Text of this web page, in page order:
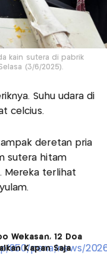
kain sutera di pabrik
(3/6/2025).
Suhu udara di
celcius.
deretan pria
sutera hitam
Mereka terlihat
Wekasan, 12 Doa
Kapan Saja